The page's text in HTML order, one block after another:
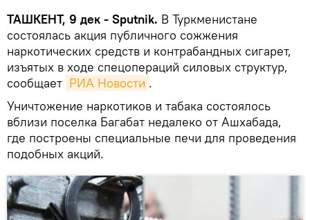
ТАШКЕНТ, 9 дек - Sputnik. В Туркменистане
состоялась акция публичного сожжения
наркотических средств и контрабандных сигарет,
изъятых в ходе спецопераций силовых структур,
сообщает РИА Новости .
Уничтожение наркотиков и табака состоялось
вблизи поселка Багабат недалеко от Ашхабада,
где построены специальные печи для проведения
подобных акций.